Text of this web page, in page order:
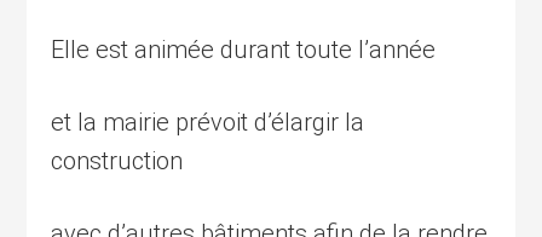
Elle est animée durant toute l’année
et la mairie prévoit d’élargir la
construction